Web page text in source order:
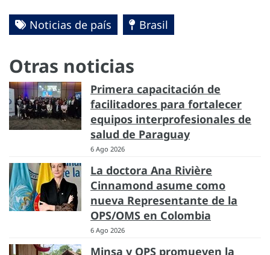
Noticias de país Brasil
Otras noticias
Primera capacitación de
facilitadores para fortalecer
equipos interprofesionales de
salud de Paraguay
6 Ago 2026
La doctora Ana Rivière
Cinnamond asume como
nueva Representante de la
OPS/OMS en Colombia
6 Ago 2026
Minsa y OPS promueven la